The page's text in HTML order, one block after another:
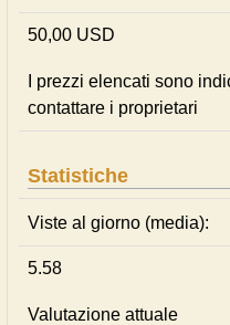
50,00 USD
I prezzi elencati sono
contattare i proprietari
Statistiche
Viste al giorno (media):
5.58
Valutazione attuale